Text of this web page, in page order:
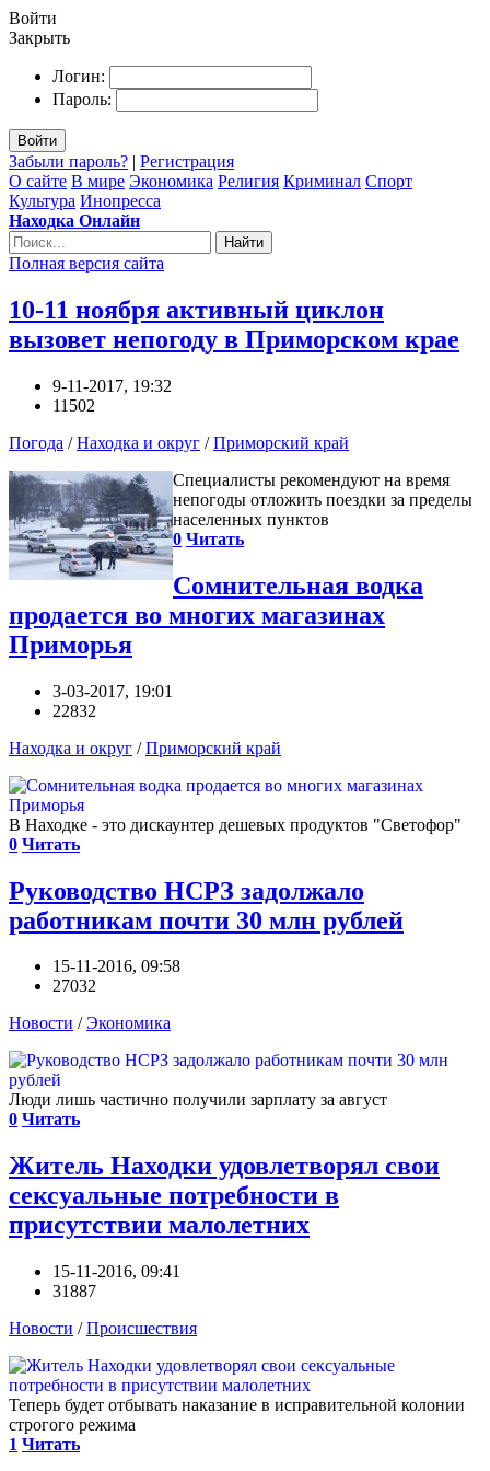
Войти
Закрыть
Логин:
Пароль:
Войти
Забыли пароль? | Регистрация
О сайте В мире Экономика Религия Криминал Спорт
Культура Инопресса
Находка Онлайн
Найти
Полная версия сайта
10-11 ноября активный циклон
вызовет непогоду в Приморском крае
9-11-2017, 19:32
11502
Погода /Находка и округ /Приморский край
Специалисты рекомендуют на время
непогоды отложить поездки за пределы
населенных пунктов
0 Читать
Сомнительная водка
продается во многих магазинах
Приморья
3-03-2017, 19:01
22832
Находка и округ /Приморский край
В Находке - это дискаунтер дешевых продуктов "Светофор"
0 Читать
Руководство НСРЗ задолжало
работникам почти 30 млн рублей
15-11-2016, 09:58
27032
Новости /Экономика
Люди лишь частично получили зарплату за август
0 Читать
Житель Находки удовлетворял свои
сексуальные потребности в
присутствии малолетних
15-11-2016, 09:41
31887
Новости /Происшествия
Теперь будет отбывать наказание в исправительной колонии
строгого режима
1 Читать